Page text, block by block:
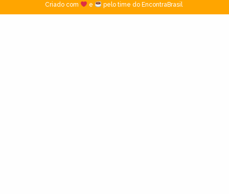
Criado com
e pelo time do EncontraBrasil